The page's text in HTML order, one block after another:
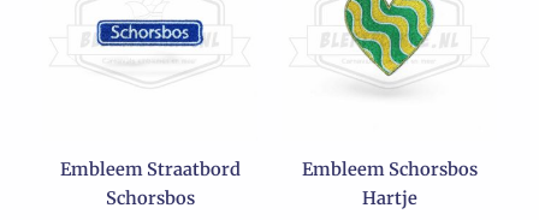
Embleem Straatbord
Schorsbos
Embleem Schorsbos
Hartje